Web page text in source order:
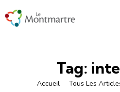
Tag:
Accueil Tous Les